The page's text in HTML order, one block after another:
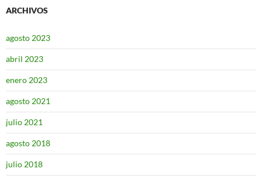
ARCHIVOS
agosto 2023
abril 2023
enero 2023
agosto 2021
julio 2021
agosto 2018
julio 2018